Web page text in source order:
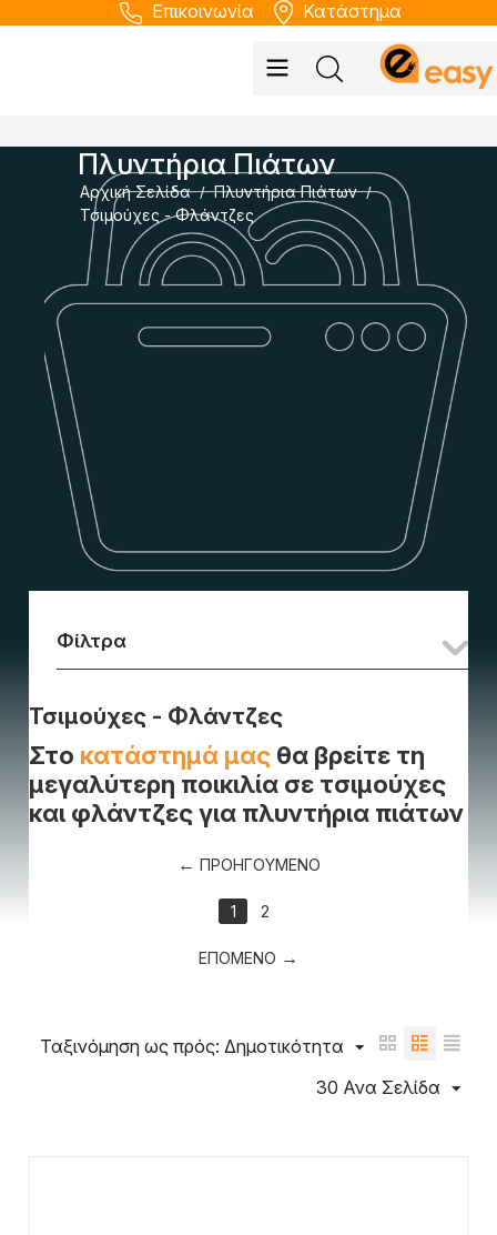
Επικοινωνία Κατάστημα
Αρχική Σελίδα / Πλυντήρια Πιάτων /
Τσιμούχες - Φλάντζες
Πλυντήρια Πιάτων
Φίλτρα
Τσιμούχες - Φλάντζες
Στο κατάστημά μας θα βρείτε τη
μεγαλύτερη ποικιλία σε τσιμούχες
και φλάντζες για πλυντήρια πιάτων
ΠΡΟΗΓΟΥΜΕΝΟ
1 2
ΕΠΟΜΕΝΟ
Ταξινόμηση ως πρός: Δημοτικότητα
30 Ανα Σελίδα